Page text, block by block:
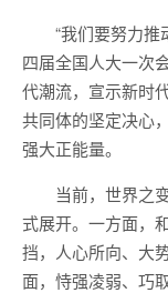
“我们要努力
四届全国人大一次
代潮流，宣示新时
共同体的坚定决心
强大正能量。
当前，世界之
式展开。一方面，
挡，人心所向、大
面，恃强凌弱、巧